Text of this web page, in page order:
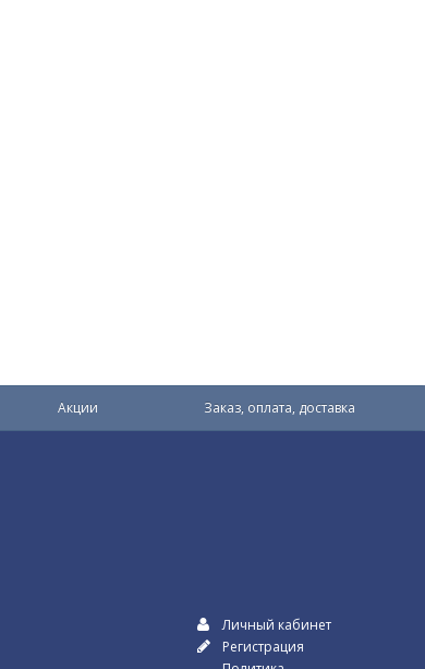
Акции Заказ, оплата, доставка
Личный кабинет
Регистрация